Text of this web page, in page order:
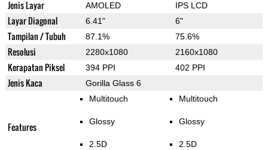
Jenis Layar AMOLED IPS LCD
Layar Diagonal 6.41" 6"
Tampilan / Tubuh 87.1% 75.6%
Resolusi 2280x1080 2160x1080
Kerapatan Piksel 394 PPI 402 PPI
Jenis Kaca Gorilla Glass 6
Features
Multitouch
Glossy
2.5D
Multitouch
Glossy
2.5D